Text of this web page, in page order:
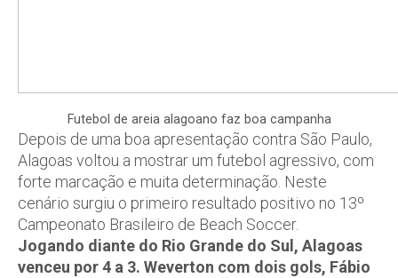
Futebol de areia alagoano faz boa campanha
Depois de uma boa apresentação contra São Paulo,
Alagoas voltou a mostrar um futebol agressivo, com
forte marcação e muita determinação. Neste
cenário surgiu o primeiro resultado positivo no 13º
Campeonato Brasileiro de Beach Soccer.
Jogando diante do Rio Grande do Sul, Alagoas
venceu por 4 a 3. Weverton com dois gols, Fábio